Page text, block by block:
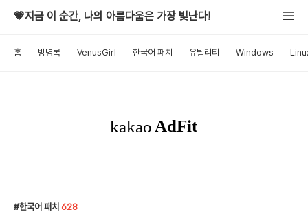
💗지금 이 순간, 나의 아름다움은 가장 빛난다!
홈 방명록 VenusGirl 한국어 패치 유틸리티 Windows
한국어 패치 628